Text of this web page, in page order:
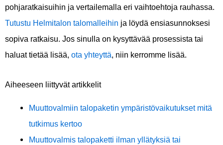
pohjaratkaisuihin ja vertailemalla eri vaihtoehtoja rauhassa.
Tutustu Helmitalon talomalleihin ja löydä ensiasunnoksesi
sopiva ratkaisu. Jos sinulla on kysyttävää prosessista tai
haluat tietää lisää, ota yhteyttä, niin kerromme lisää.
Aiheeseen liittyvät artikkelit
Muuttovalmiin talopaketin ympäristövaikutukset mitä
tutkimus kertoo
Muuttovalmis talopaketti ilman yllätyksiä tai